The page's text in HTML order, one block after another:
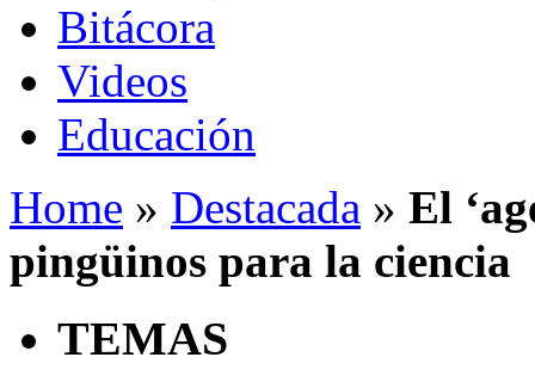
Bitácora
Videos
Educación
Home » Destacada » El
pingüinos para la ciencia
TEMAS